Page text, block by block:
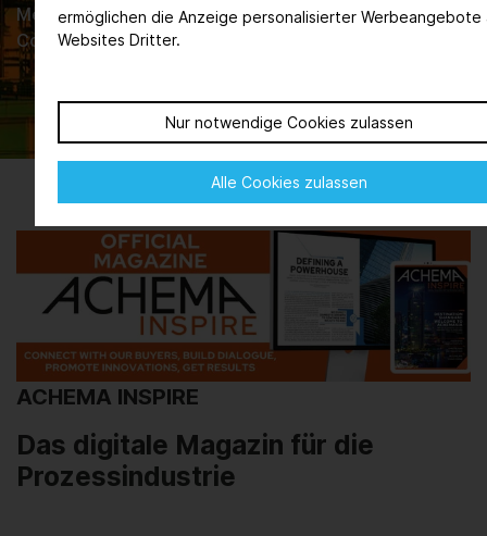
ermöglichen die Anzeige personalisierter Werbeangebote
Websites Dritter.
Nur notwendige Cookies zulassen
Alle Cookies zulassen
Messeumfeld und aktuelle Themen, die die
Community bewegen.
ACHEMA INSPIRE
Das digitale Magazin für die
Prozessindustrie